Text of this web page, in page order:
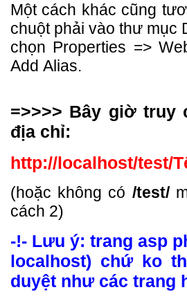
Một cách khác cũng
chuột phải vào thư mục
chọn Properties =>
Add Alias.
=>>>> Bây giờ truy
địa chỉ:
http://localhost/test/
(hoặc không có /test/
cách 2)
-!- Lưu ý: trang asp
localhost) chứ ko
duyệt như các trang